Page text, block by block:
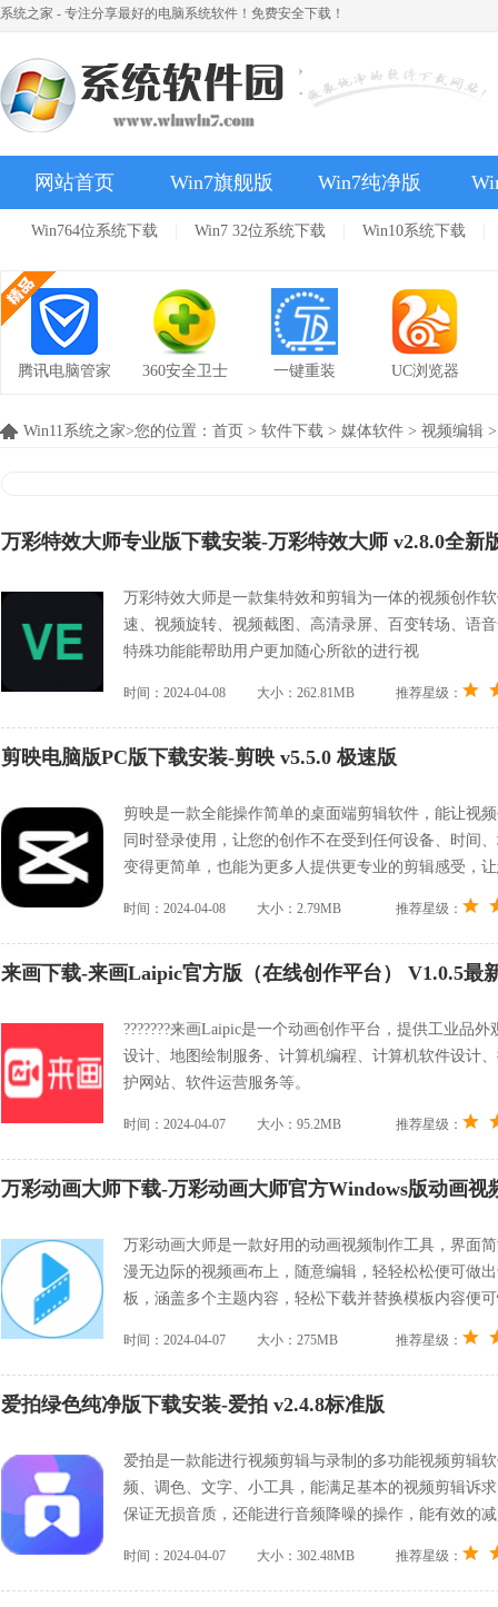
系统之家 - 专注分享最好的电脑系统软件！免费安全下载！
网站首页 Win7旗舰版 Win7纯净版
安卓应用
Win764位系统下载 Win7 32位系统下载 Win10系统下载
腾讯电脑管家 360安全卫士 一键重装 UC浏览器
Win11系统之家>您的位置： 首页 > 软件下载 > 媒体软件 > 视频编辑 >
万彩特效大师专业版下载安装-万彩特效大师 v2.8.0全新
万彩特效大师是一款集特效和剪辑为一体的视频创作
速、视频旋转、视频截图、高清录屏、百变转场、语
特殊功能能帮助用户更加随心所欲的进行视
时间：2024-04-08 大小：262.81MB 推荐星级：
剪映电脑版PC版下载安装-剪映 v5.5.0 极速版
剪映是一款全能操作简单的桌面端剪辑软件，能让视
同时登录使用，让您的创作不在受到任何设备、时间
变得更简单，也能为更多人提供更专业的剪辑感受，
时间：2024-04-08 大小：2.79MB 推荐星级：
来画下载-来画Laipic官方版（在线创作平台） V1.0.5最
???????来画Laipic是一个动画创作平台，提供工业品
设计、地图绘制服务、计算机编程、计算机软件设计
护网站、软件运营服务等。
时间：2024-04-07 大小：95.2MB 推荐星级：
万彩动画大师下载-万彩动画大师官方Windows版动画视
万彩动画大师是一款好用的动画视频制作工具，界面
漫无边际的视频画布上，随意编辑，轻轻松松便可做
板，涵盖多个主题内容，轻松下载并替换模板内容便
时间：2024-04-07 大小：275MB 推荐星级：
爱拍绿色纯净版下载安装-爱拍 v2.4.8标准版
爱拍是一款能进行视频剪辑与录制的多功能视频剪辑
频、调色、文字、小工具，能满足基本的视频剪辑诉
保证无损音质，还能进行音频降噪的操作，能有效的
时间：2024-04-07 大小：302.48MB 推荐星级：